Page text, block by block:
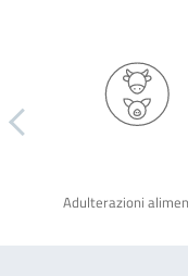
Adulterazioni